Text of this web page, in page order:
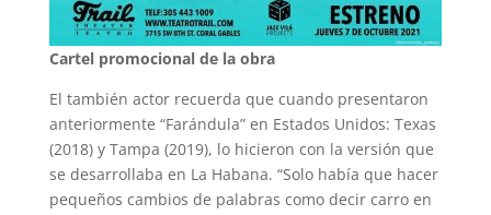
Cartel promocional de la obra
El también actor recuerda que cuando presentaron
anteriormente “Farándula” en Estados Unidos: Texas
(2018) y Tampa (2019), lo hicieron con la versión que
se desarrollaba en La Habana. “Solo había que hacer
pequeños cambios de palabras como decir carro en